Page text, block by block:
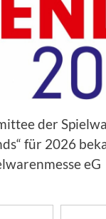
der
für 2026
eG